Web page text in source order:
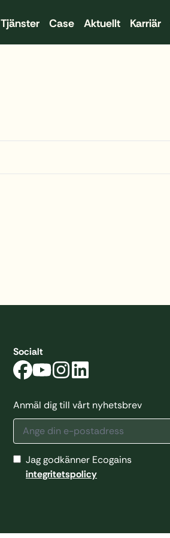
Tjänster Case Aktuellt Karriär
Socialt
Anmäl dig till vårt nyhetsbrev
Jag godkänner Ecogains
integritetspolicy